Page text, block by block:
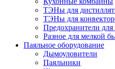
ТЭНы для
ТЭНы для
Предохранители
Разное для мелкой
Паяльное оборудование
Дымоуловители
Паяльники